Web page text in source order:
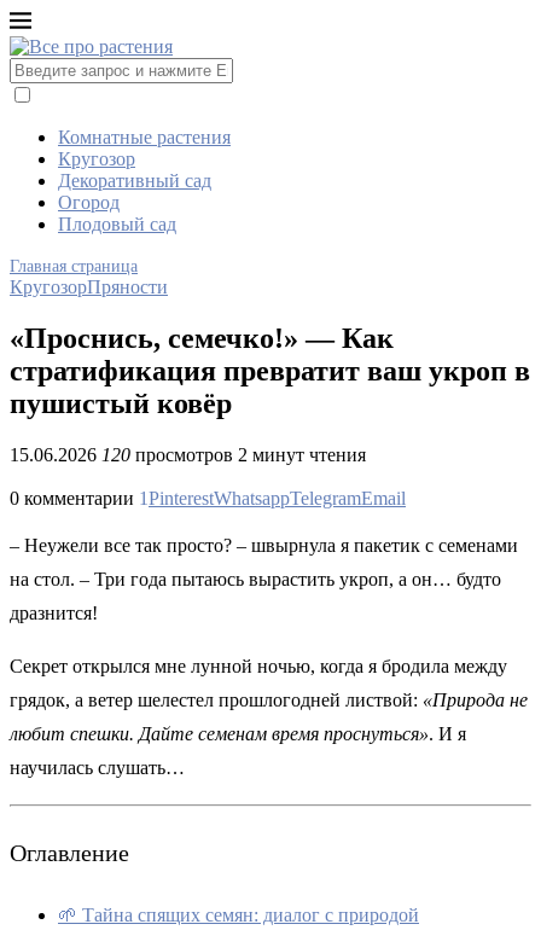
Комнатные растения
Кругозор
Декоративный сад
Огород
Плодовый сад
Главная страница
КругозорПряности
«Проснись, семечко!» — Как
стратификация превратит ваш укроп в
пушистый ковёр
15.06.2026 120 просмотров 2 минут чтения
0 комментарии 1PinterestWhatsappTelegramEmail
– Неужели все так просто? – швырнула я пакетик с семенами
на стол. – Три года пытаюсь вырастить укроп, а он… будто
дразнится!
Секрет открылся мне лунной ночью, когда я бродила между
грядок, а ветер шелестел прошлогодней листвой: «Природа не
любит спешки. Дайте семенам время проснуться». И я
научилась слушать…
Оглавление
🌱 Тайна спящих семян: диалог с природой